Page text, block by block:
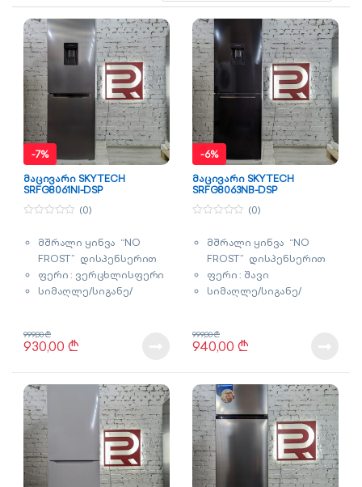
-7%
მაცივარი SKYTECH
SRFG8061NI-DSP
u
f
(0)
მშრალი ყინვა “NO
FROST” დისპენსერით
ფერი : ვერცხლისფერი
სიმაღლე/სიგანე/
გარანტია : 2 წელი
930,00₾
999,00₾
-6%
მაცივარი SKYTECH
SRFG8063NB-DSP
u
f
(0)
მშრალი ყინვა “NO
FROST” დისპენსერით
ფერი : შავი
სიმაღლე/სიგანე/
გარანტია : 2 წელი
940,00₾
999,00₾